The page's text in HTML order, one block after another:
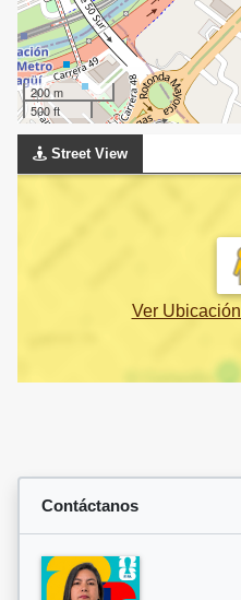
200 m
500 ft
Street View
Ver Ubicación
Contáctanos